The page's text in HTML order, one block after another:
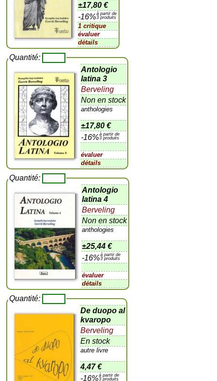
±17,80 €
-16%à partir de
3 produits
1 critique
évaluer
détails
Quantité:
Antologio
latina 3
Berveling
Non en stock
anthologies
±17,80 €
-16%à partir de
3 produits
évaluer
détails
Quantité:
Antologio
latina 4
Berveling
Non en stock
anthologies
±25,44 €
-16%à partir de
3 produits
évaluer
détails
Quantité:
De duopo al
kvaropo
Berveling
En stock
autre livre
4,47 €
-16%à partir de
3 produits